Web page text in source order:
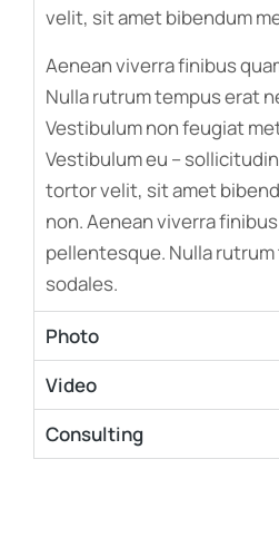
velit, sit amet bibendum
Aenean viverra finibus
Nulla rutrum tempus erat
Vestibulum non feugiat
Vestibulum eu –
tortor velit, sit amet
non. Aenean viverra
pellentesque. Nulla
sodales.
Photo
Video
Consulting